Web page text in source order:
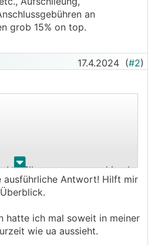
an
grob 15% on top.
17.4.2024 (#2)
. .
bei Elk genommen und ja, da
Posten dazu. Ich zähl mal
wir teilweise am Radar
vom Grundstück
ausführliche Antwort! Hilft mir
hatte ich mal soweit in meiner
wie ua aussieht.